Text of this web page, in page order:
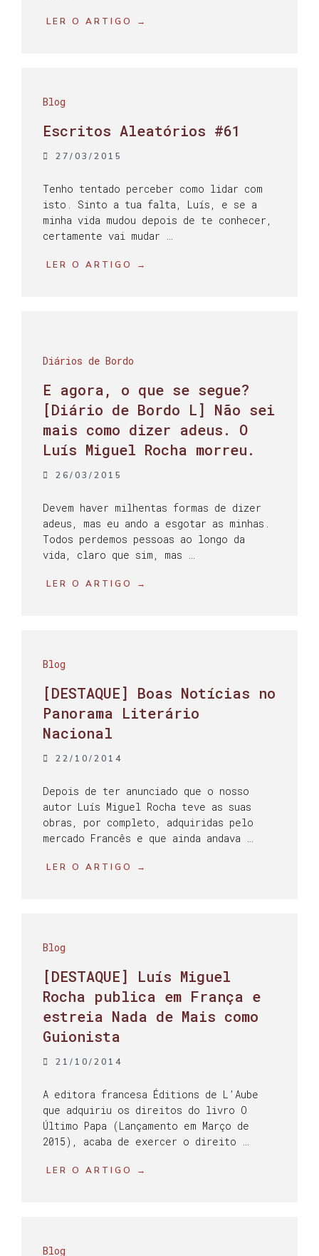
LER O ARTIGO →
Blog
Escritos Aleatórios #61
27/03/2015
Tenho tentado perceber como lidar com
isto. Sinto a tua falta, Luís, e se a
minha vida mudou depois de te conhecer,
certamente vai mudar …
LER O ARTIGO →
Diários de Bordo
E agora, o que se segue?
[Diário de Bordo L] Não sei
mais como dizer adeus. O
Luís Miguel Rocha morreu.
26/03/2015
Devem haver milhentas formas de dizer
adeus, mas eu ando a esgotar as minhas.
Todos perdemos pessoas ao longo da
vida, claro que sim, mas …
LER O ARTIGO →
Blog
[DESTAQUE] Boas Notícias no
Panorama Literário
Nacional
22/10/2014
Depois de ter anunciado que o nosso
autor Luís Miguel Rocha teve as suas
obras, por completo, adquiridas pelo
mercado Francês e que ainda andava …
LER O ARTIGO →
Blog
[DESTAQUE] Luís Miguel
Rocha publica em França e
estreia Nada de Mais como
Guionista
21/10/2014
A editora francesa Éditions de L’Aube
que adquiriu os direitos do livro O
Último Papa (Lançamento em Março de
2015), acaba de exercer o direito …
LER O ARTIGO →
Blog